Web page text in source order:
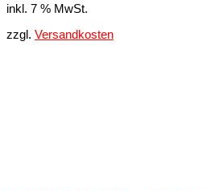
inkl. 7 % MwSt.
zzgl. Versandkosten